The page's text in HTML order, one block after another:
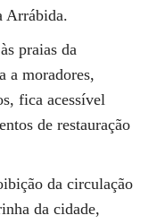
Arrábida.
praias da
a moradores,
fica acessível
de restauração
da circulação
da cidade,